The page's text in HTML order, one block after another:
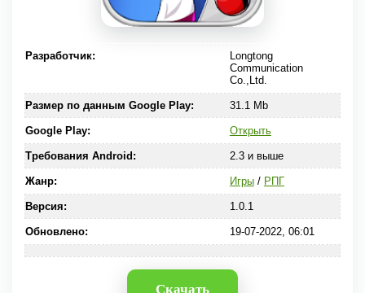
Разработчик:
Longtong
Communication
Co.,Ltd.
Размер по данным Google Play: 31.1 Mb
Google Play: Открыть
Требования Android: 2.3 и выше
Жанр: Игры/ РПГ
Версия: 1.0.1
Обновлено: 19-07-2022, 06:01
Скачать